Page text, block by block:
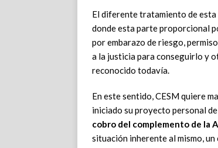
El diferente tratamiento de esta
donde esta parte proporcional
por embarazo de riesgo,
a la justicia para conseguirlo y
reconocido todavía.
En este sentido, CESM quiere
iniciado su proyecto personal
cobro del complemento de la
situación inherente al mismo,